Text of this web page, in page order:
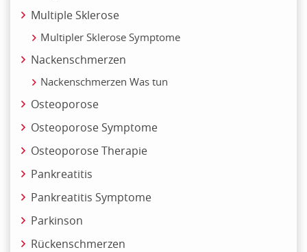
Multiple Sklerose
Multipler Sklerose Symptome
Nackenschmerzen
Nackenschmerzen Was tun
Osteoporose
Osteoporose Symptome
Osteoporose Therapie
Pankreatitis
Pankreatitis Symptome
Parkinson
Rückenschmerzen